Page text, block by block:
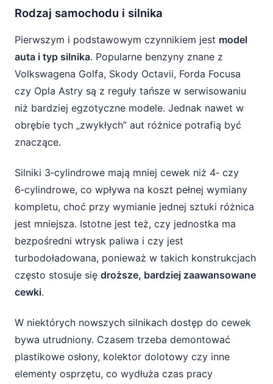
Rodzaj samochodu i silnika
Pierwszym i podstawowym czynnikiem jest model
auta i typ silnika. Popularne benzyny znane z
Volkswagena Golfa, Skody Octavii, Forda Focusa
czy Opla Astry są z reguły tańsze w serwisowaniu
niż bardziej egzotyczne modele. Jednak nawet w
obrębie tych „zwykłych” aut różnice potrafią być
znaczące.
Silniki 3‑cylindrowe mają mniej cewek niż 4‑ czy
6‑cylindrowe, co wpływa na koszt pełnej wymiany
kompletu, choć przy wymianie jednej sztuki różnica
jest mniejsza. Istotne jest też, czy jednostka ma
bezpośredni wtrysk paliwa i czy jest
turbodoładowana, ponieważ w takich konstrukcjach
często stosuje się droższe, bardziej zaawansowane
cewki.
W niektórych nowszych silnikach dostęp do cewek
bywa utrudniony. Czasem trzeba demontować
plastikowe osłony, kolektor dolotowy czy inne
elementy osprzętu, co wydłuża czas pracy